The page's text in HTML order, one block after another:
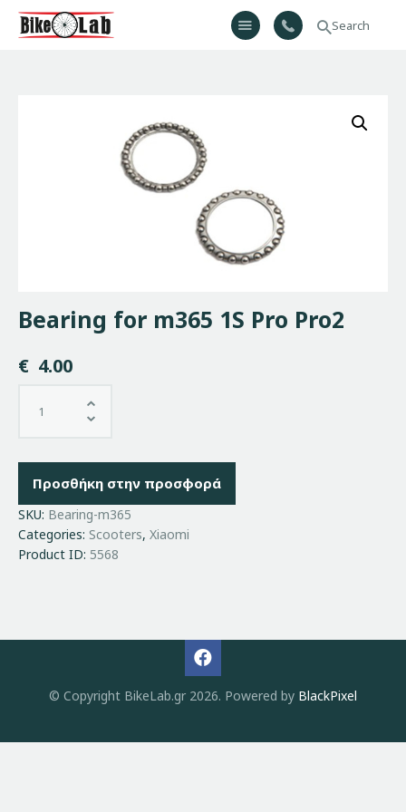
Bikelab
Σχετικά Με Εμάς
Προϊόντα
Υπηρεσίες
Bearing for m365 1S Pro Pro2
€ 4.00
Προσθήκη στην προσφορά
SKU: Bearing-m365
Categories: Scooters, Xiaomi
Product ID: 5568
© Copyright BikeLab.gr 2026. Powered by BlackPixel